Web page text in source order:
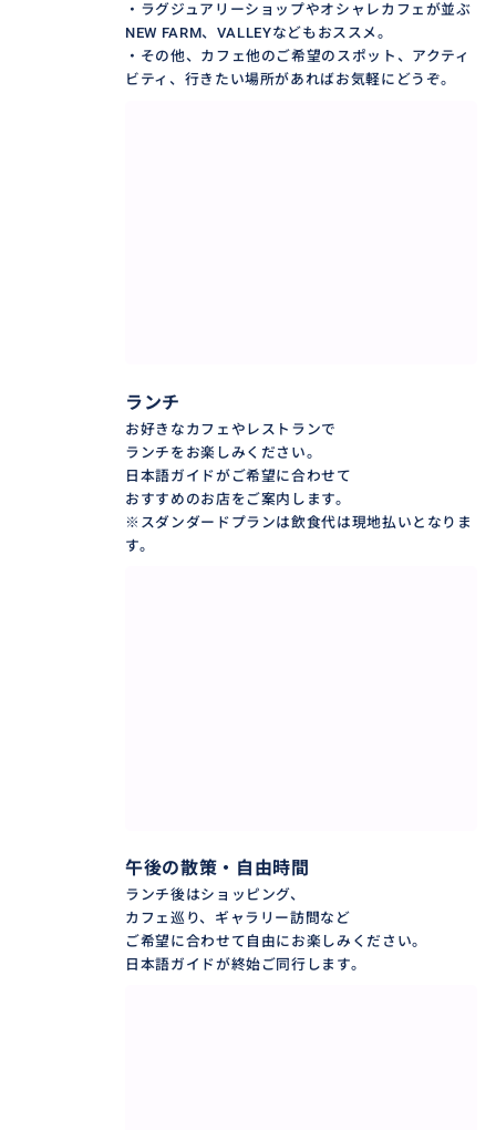
────────────────
長いフライトのあと、
ホテルに直行するだけではもったいない。
ブリスベン空港に到着したその日から、
専用車で快適に市内へ直行。
・ラグジュアリーショップやオシャレカフェが並ぶ
NEW FARM、VALLEYなどもおススメ。
・その他、カフェ他のご希望のスポット、アクティ
ビティ、行きたい場所があればお気軽にどうぞ。
ランチ
お好きなカフェやレストランで
ランチをお楽しみください。
日本語ガイドがご希望に合わせて
おすすめのお店をご案内します。
※スダンダードプランは飲食代は現地払いとなりま
す。
午後の散策・自由時間
ランチ後はショッピング、
カフェ巡り、ギャラリー訪問など
ご希望に合わせて自由にお楽しみください。
日本語ガイドが終始ご同行します。